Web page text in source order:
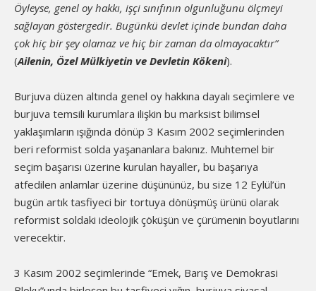
Öyleyse, genel oy hakkı, işçi sınıfının olgunluğunu ölçmeyi
sağlayan göstergedir. Bugünkü devlet içinde bundan daha
çok hiç bir şey olamaz ve hiç bir zaman da olmayacaktır”
(Ailenin, Özel Mülkiyetin ve Devletin Kökeni).
Burjuva düzen altında genel oy hakkına dayalı seçimlere ve
burjuva temsili kurumlara ilişkin bu marksist bilimsel
yaklaşımların ışığında dönüp 3 Kasım 2002 seçimlerinden
beri reformist solda yaşananlara bakınız. Muhtemel bir
seçim başarısı üzerine kurulan hayaller, bu başarıya
atfedilen anlamlar üzerine düşününüz, bu size 12 Eylül’ün
bugün artık tasfiyeci bir tortuya dönüşmüş ürünü olarak
reformist soldaki ideolojik çöküşün ve çürümenin boyutlarını
verecektir.
3 Kasım 2002 seçimlerinde “Emek, Barış ve Demokrasi